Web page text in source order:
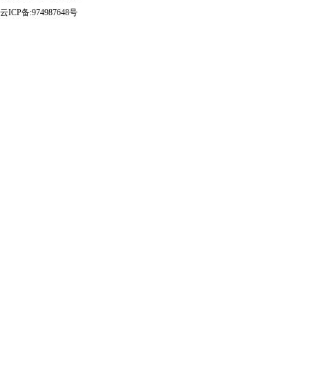
云ICP备:974987648号